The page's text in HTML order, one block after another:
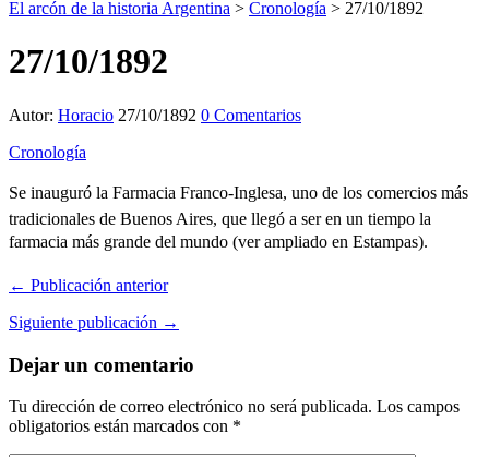
El arcón de la historia Argentina > Cronología > 27/10/1892
27/10/1892
Autor: Horacio 27/10/1892 0 Comentarios
Cronología
Se inauguró la Farmacia Franco-Inglesa, uno de los comercios más
tradicionales de Buenos Aires, que llegó a ser en un tiempo la
farmacia más grande del mundo (ver ampliado en Estampas).
← Publicación anterior
Siguiente publicación →
Dejar un comentario
Tu dirección de correo electrónico no será publicada. Los campos
obligatorios están marcados con *